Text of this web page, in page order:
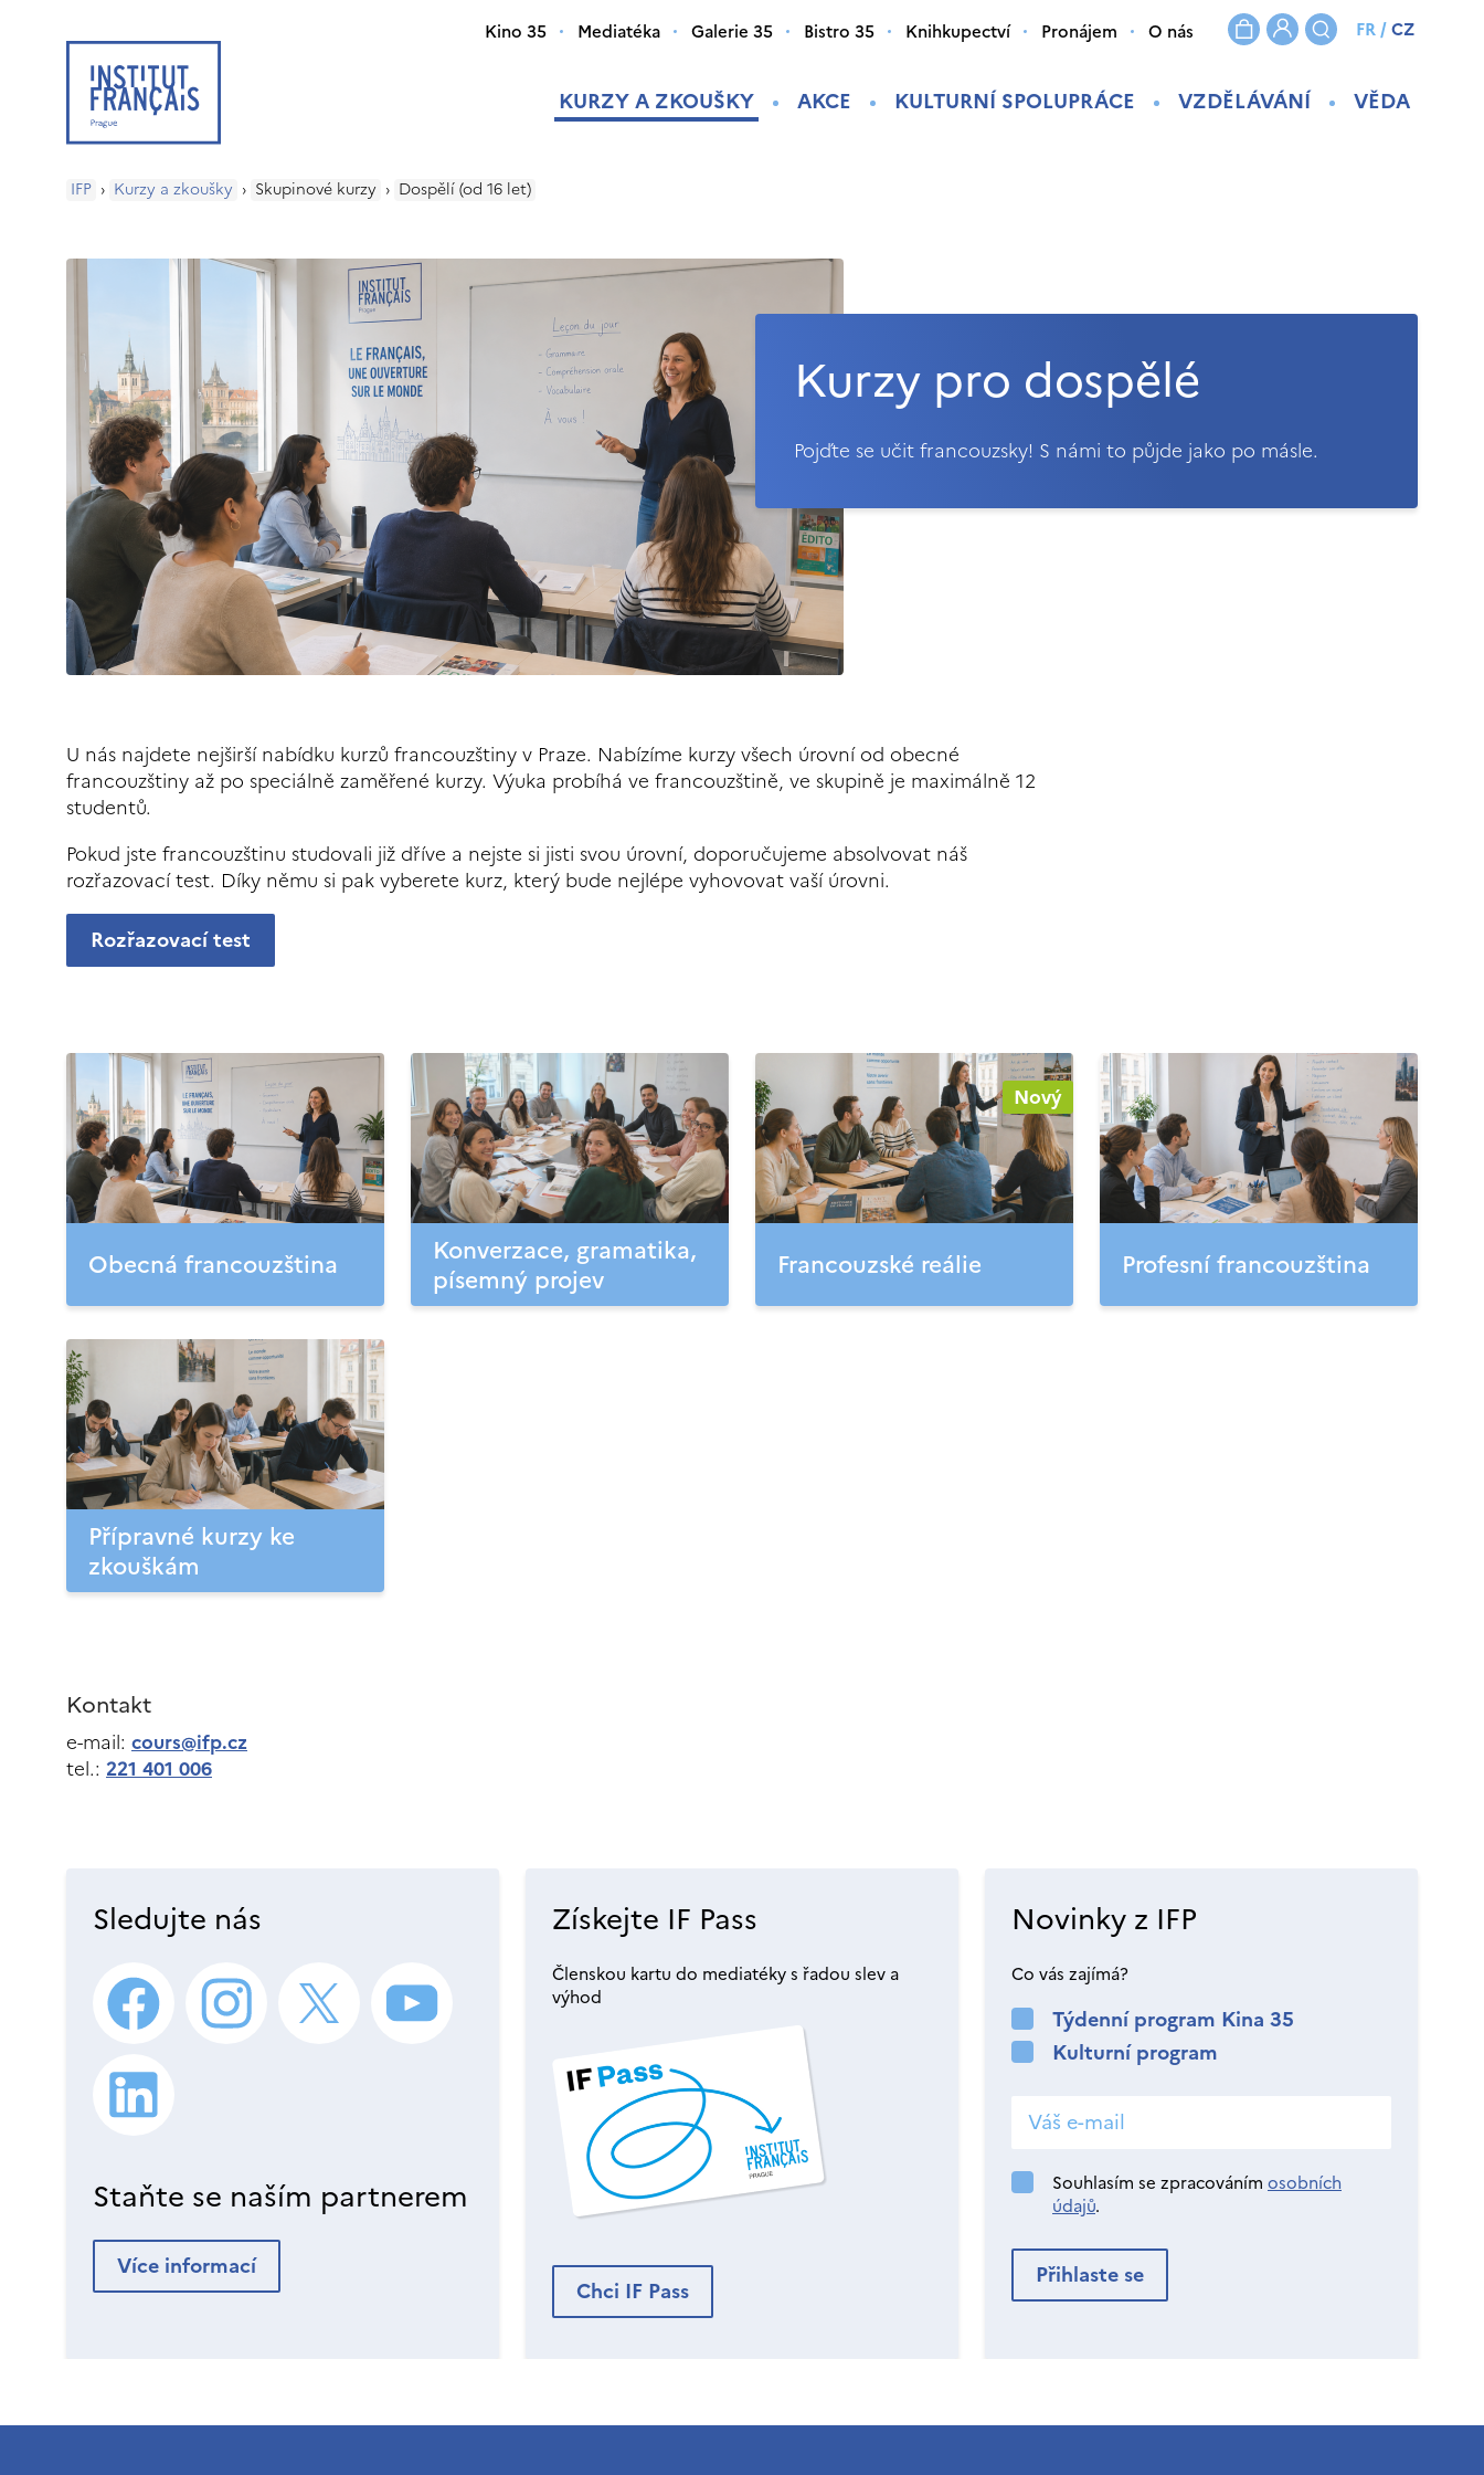
KURZY A ZKOUŠKY AKCE KULTURNÍ SPOLUPRÁCE VZDĚLÁVÁNÍ VĚDA
Kino 35 Mediatéka Galerie 35 Bistro 35 Knihkupectví Pronájem O nás FR/CZ
IFP › Kurzy a zkoušky › Skupinové kurzy › Dospělí (od 16 let)
Kurzy pro dospělé
Pojďte se učit francouzsky! S námi to půjde jako po másle.
U nás najdete nejširší nabídku kurzů francouzštiny v Praze. Nabízíme kurzy všech úrovní od obecné
francouzštiny až po speciálně zaměřené kurzy. Výuka probíhá ve francouzštině, ve skupině je maximálně 12
studentů.
Pokud jste francouzštinu studovali již dříve a nejste si jisti svou úrovní, doporučujeme absolvovat náš
rozřazovací test. Díky němu si pak vyberete kurz, který bude nejlépe vyhovovat vaší úrovni.
Rozřazovací test
Obecná francouzština
Konverzace, gramatika,
písemný projev
Francouzské reálie
Nový
Profesní francouzština
Přípravné kurzy ke
zkouškám
Kontakt
e-mail: cours@ifp.cz
tel.: 221 401 006
Sledujte nás
Staňte se naším partnerem
Více informací
Získejte IF Pass
Členskou kartu do mediatéky s řadou slev a
výhod
Chci IF Pass
Novinky z IFP
Co vás zajímá?
Týdenní program Kina 35
Kulturní program
Souhlasím se zpracováním osobních
údajů.